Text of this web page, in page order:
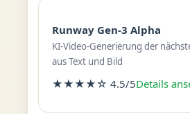
Runway Gen-3 Alpha
KI-Video-Generierung der
aus Text und Bild
★★★★☆ 4.5/5Details